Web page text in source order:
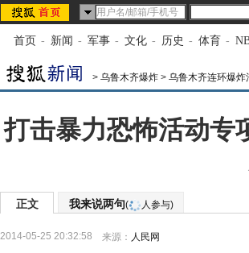
首页 - 新闻 - 军事 - 文化 - 历史 - 体育 -
> 乌鲁木齐爆炸 > 乌鲁木齐连环爆炸
打击暴力恐怖活动专
正文 我来说两句( 人参与)
2014-05-25 20:32:58 来源： 人民网